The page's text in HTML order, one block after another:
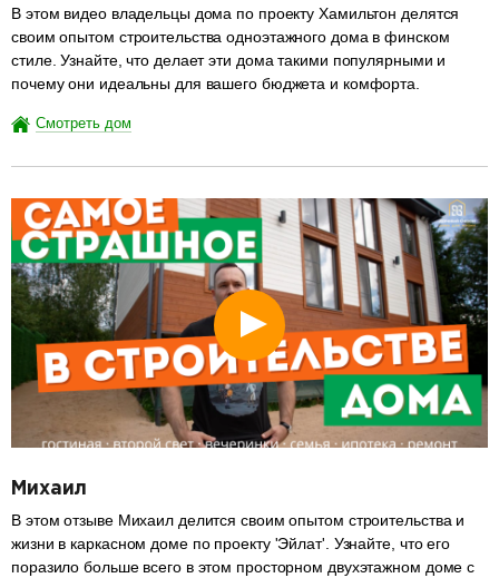
В этом видео владельцы дома по проекту Хамильтон делятся
своим опытом строительства одноэтажного дома в финском
стиле. Узнайте, что делает эти дома такими популярными и
почему они идеальны для вашего бюджета и комфорта.
Смотреть дом
Михаил
В этом отзыве Михаил делится своим опытом строительства и
жизни в каркасном доме по проекту 'Эйлат'. Узнайте, что его
поразило больше всего в этом просторном двухэтажном доме с